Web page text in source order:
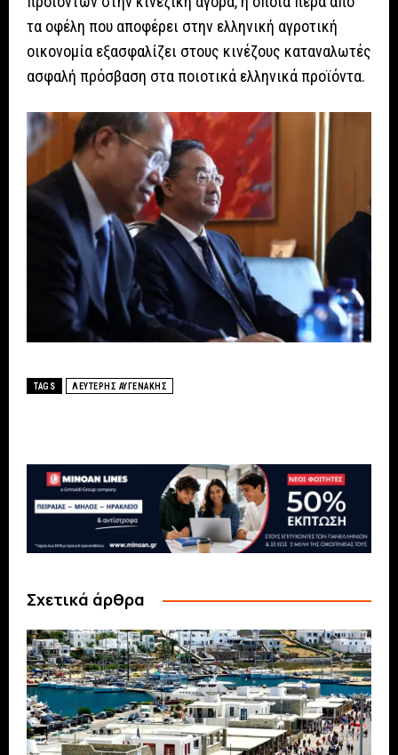
τα οφέλη που αποφέρει στην ελληνική αγροτική
οικονομία εξασφαλίζει στους κινέζους καταναλωτές
ασφαλή πρόσβαση στα ποιοτικά ελληνικά προϊόντα.
TAGS ΛΕΥΤΕΡΗΣ ΑΥΓΕΝΑΚΗΣ
Σχετικά άρθρα